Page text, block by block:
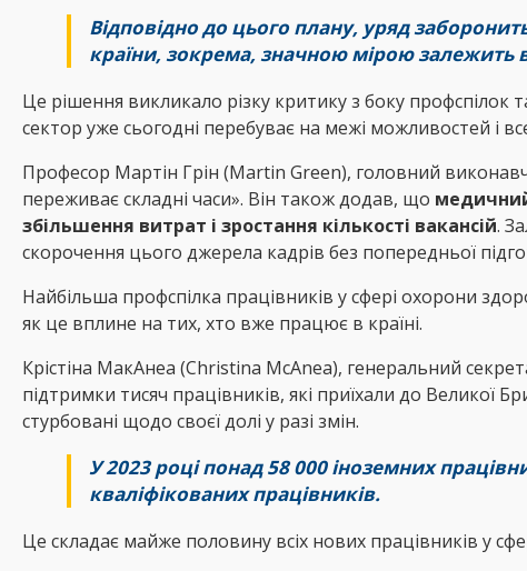
Відповідно до цього плану, уряд
країни, зокрема, значною мірою залежить
Це рішення викликало різку критику з боку
сектор уже сьогодні перебуває на межі можливостей і
Професор Мартін Грін (Martin Green), головний
переживає складні часи». Він також додав, що
збільшення витрат і зростання кількості вакансій.
скорочення цього джерела кадрів без попередньої
Найбільша профспілка працівників у сфері охорони
як це вплине на тих, хто вже працює в країні.
Крістіна МакАнеа (Christina McAnea), генеральний
підтримки тисяч працівників, які приїхали до Великої
стурбовані щодо своєї долі у разі змін.
У 2023 році понад 58 000 іноземних
кваліфікованих працівників.
Це складає майже половину всіх нових працівників у